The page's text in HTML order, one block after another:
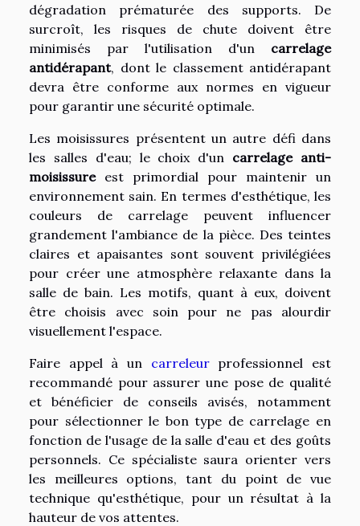
dégradation prématurée des supports. De
surcroît, les risques de chute doivent être
minimisés par l'utilisation d'un carrelage
antidérapant, dont le classement antidérapant
devra être conforme aux normes en vigueur
pour garantir une sécurité optimale.
Les moisissures présentent un autre défi dans
les salles d'eau; le choix d'un carrelage anti-
moisissureest primordial pour maintenir un
environnement sain. En termes d'esthétique, les
couleurs de carrelage peuvent influencer
grandement l'ambiance de la pièce. Des teintes
claires et apaisantes sont souvent privilégiées
pour créer une atmosphère relaxante dans la
salle de bain. Les motifs, quant à eux, doivent
être choisis avec soin pour ne pas alourdir
visuellement l'espace.
Faire appel à un carreleurprofessionnel est
recommandé pour assurer une pose de qualité
et bénéficier de conseils avisés, notamment
pour sélectionner le bon type de carrelage en
fonction de l'usage de la salle d'eau et des goûts
personnels. Ce spécialiste saura orienter vers
les meilleures options, tant du point de vue
technique qu'esthétique, pour un résultat à la
hauteur de vos attentes.